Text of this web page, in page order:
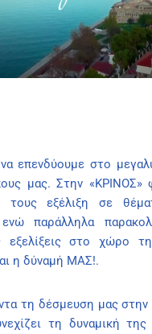
επενδύουμε στο
μας. Στην «ΚΡΙΝΟΣ»
τους εξέλιξη σε
ενώ παράλληλα
εξελίξεις στο χώρο
η δύναμή ΜΑΣ!.
τη δέσμευση μας στην
τη δυναμική